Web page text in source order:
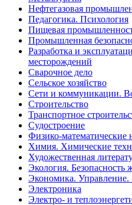
Нефтегазовая
Педагогика. Психология
Пищевая
Промышленная
Разработка и
месторождений
Сварочное дело
Сельское хозяйство
Сети и коммуникации.
Строительство
Транспортное
Судостроение
Физико-математические
Химия. Химические
Художественная
Экология. Безопасность
Экономика.
Электроника
Электро- и